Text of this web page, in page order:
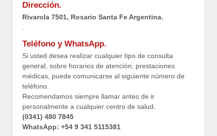
Dirección.
Rivarola 7501, Rosario Santa Fe Argentina.
.
Teléfono y WhatsApp.
Si usted desea realizar cualquier tipo de consulta
general, sobre horarios de atención, prestaciones
médicas, puede comunicarse al siguiente número de
teléfono.
Recomendamos siempre llamar antes de ir
personalmente a cualquier centro de salud.
(0341) 480 7845
WhatsApp: +54 9 341 5115381